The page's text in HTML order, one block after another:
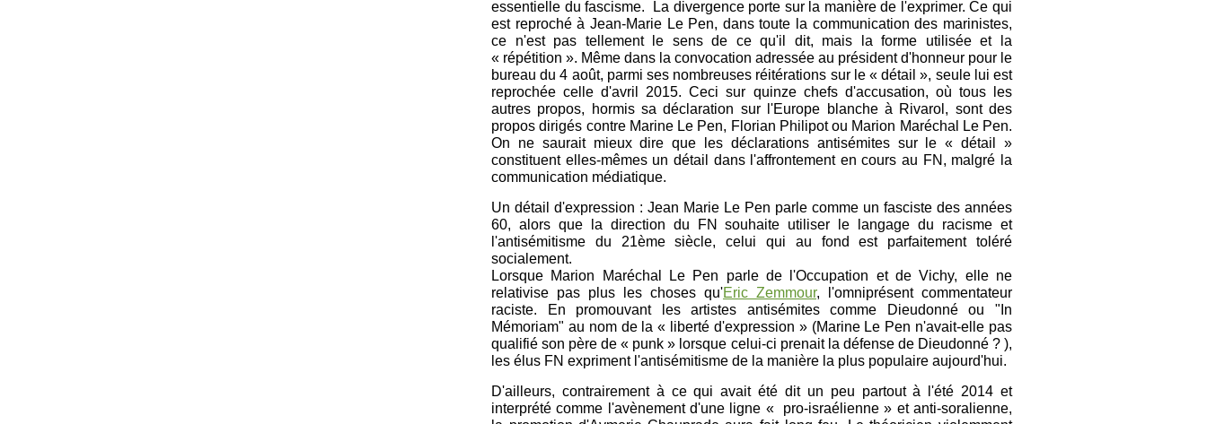
essentielle du fascisme. La divergence porte sur la manière de l'exprimer. Ce qui
est reproché à Jean-Marie Le Pen, dans toute la communication des marinistes,
ce n'est pas tellement le sens de ce qu'il dit, mais la forme utilisée et la
« répétition ». Même dans la convocation adressée au président d'honneur pour le
bureau du 4 août, parmi ses nombreuses réitérations sur le « détail », seule lui est
reprochée celle d'avril 2015. Ceci sur quinze chefs d'accusation, où tous les
autres propos, hormis sa déclaration sur l'Europe blanche à Rivarol, sont des
propos dirigés contre Marine Le Pen, Florian Philipot ou Marion Maréchal Le Pen.
On ne saurait mieux dire que les déclarations antisémites sur le « détail »
constituent elles-mêmes un détail dans l'affrontement en cours au FN, malgré la
communication médiatique.
Un détail d'expression : Jean Marie Le Pen parle comme un fasciste des années
60, alors que la direction du FN souhaite utiliser le langage du racisme et
l'antisémitisme du 21ème siècle, celui qui au fond est parfaitement toléré
socialement.
Lorsque Marion Maréchal Le Pen parle de l'Occupation et de Vichy, elle ne
relativise pas plus les choses qu'Eric Zemmour, l'omniprésent commentateur
raciste. En promouvant les artistes antisémites comme Dieudonné ou "In
Mémoriam" au nom de la « liberté d'expression » (Marine Le Pen n'avait-elle pas
qualifié son père de « punk » lorsque celui-ci prenait la défense de Dieudonné ? ),
les élus FN expriment l'antisémitisme de la manière la plus populaire aujourd'hui.
D'ailleurs, contrairement à ce qui avait été dit un peu partout à l'été 2014 et
interprété comme l'avènement d'une ligne « pro-israélienne » et anti-soralienne,